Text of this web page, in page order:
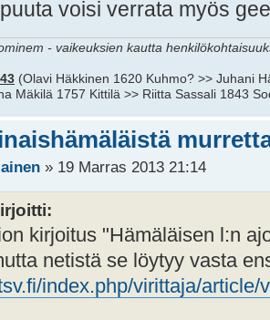
voisi verrata myös
- vaikeuksien kautta
(Olavi Häkkinen 1620 Kuhmo? >> Juhani
Mäkilä 1757 Kittilä >> Riitta Sassali 1843
» 19 Marras 2013 21:14
kirjoitus "Hämäläisen l:n
netistä se löytyy vasta
index.php/virittaja/article/